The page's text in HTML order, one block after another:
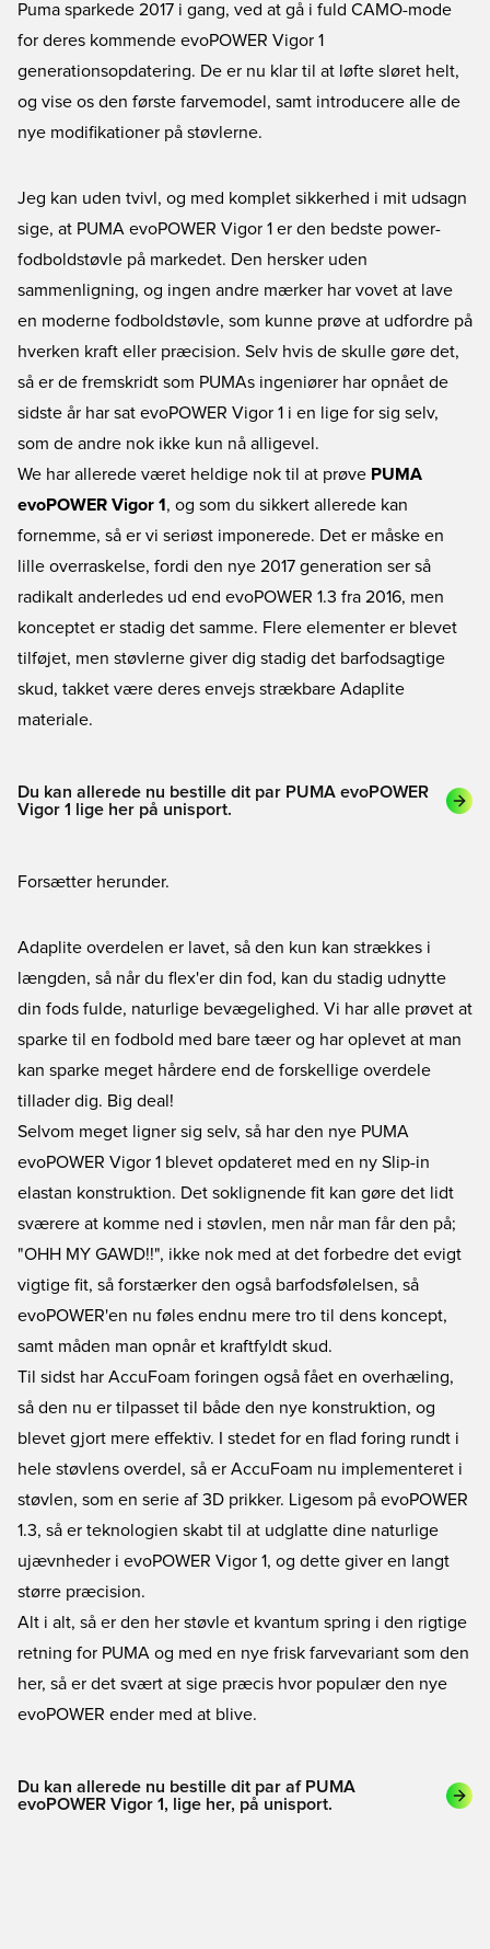
Puma sparkede 2017 i gang, ved at gå i fuld CAMO-mode
for deres kommende evoPOWER Vigor 1
generationsopdatering. De er nu klar til at løfte sløret helt,
og vise os den første farvemodel, samt introducere alle de
nye modifikationer på støvlerne.
Jeg kan uden tvivl, og med komplet sikkerhed i mit udsagn
sige, at PUMA evoPOWER Vigor 1 er den bedste power-
fodboldstøvle på markedet. Den hersker uden
sammenligning, og ingen andre mærker har vovet at lave
en moderne fodboldstøvle, som kunne prøve at udfordre på
hverken kraft eller præcision. Selv hvis de skulle gøre det,
så er de fremskridt som PUMAs ingeniører har opnået de
sidste år har sat evoPOWER Vigor 1 i en lige for sig selv,
som de andre nok ikke kun nå alligevel.
We har allerede været heldige nok til at prøve PUMA
evoPOWER Vigor 1 , og som du sikkert allerede kan
fornemme, så er vi seriøst imponerede. Det er måske en
lille overraskelse, fordi den nye 2017 generation ser så
radikalt anderledes ud end evoPOWER 1.3 fra 2016, men
konceptet er stadig det samme. Flere elementer er blevet
tilføjet, men støvlerne giver dig stadig det barfodsagtige
skud, takket være deres envejs strækbare Adaplite
materiale.
Du kan allerede nu bestille dit par PUMA evoPOWER
Vigor 1 lige her på unisport.
Forsætter herunder.
Adaplite overdelen er lavet, så den kun kan strækkes i
længden, så når du flex'er din fod, kan du stadig udnytte
din fods fulde, naturlige bevægelighed. Vi har alle prøvet at
sparke til en fodbold med bare tæer og har oplevet at man
kan sparke meget hårdere end de forskellige overdele
tillader dig. Big deal!
Selvom meget ligner sig selv, så har den nye PUMA
evoPOWER Vigor 1 blevet opdateret med en ny Slip-in
elastan konstruktion. Det soklignende fit kan gøre det lidt
sværere at komme ned i støvlen, men når man får den på;
"OHH MY GAWD!!", ikke nok med at det forbedre det evigt
vigtige fit, så forstærker den også barfodsfølelsen, så
evoPOWER'en nu føles endnu mere tro til dens koncept,
samt måden man opnår et kraftfyldt skud.
Til sidst har AccuFoam foringen også fået en overhæling,
så den nu er tilpasset til både den nye konstruktion, og
blevet gjort mere effektiv. I stedet for en flad foring rundt i
hele støvlens overdel, så er AccuFoam nu implementeret i
støvlen, som en serie af 3D prikker. Ligesom på evoPOWER
1.3, så er teknologien skabt til at udglatte dine naturlige
ujævnheder i evoPOWER Vigor 1, og dette giver en langt
større præcision.
Alt i alt, så er den her støvle et kvantum spring i den rigtige
retning for PUMA og med en nye frisk farvevariant som den
her, så er det svært at sige præcis hvor populær den nye
evoPOWER ender med at blive.
Du kan allerede nu bestille dit par af PUMA
evoPOWER Vigor 1, lige her, på unisport.